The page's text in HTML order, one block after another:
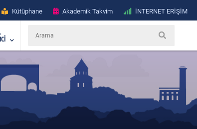
Kütüphane Akademik Takvim İNTERNET ERİŞİM